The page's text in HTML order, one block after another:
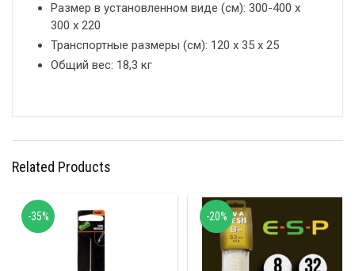
Размер в установленном виде (см): 300-400 х
300 х 220
Транспортные размеры (см): 120 x 35 x 25
Общий вес: 18,3 кг
Related Products
-35% -20%